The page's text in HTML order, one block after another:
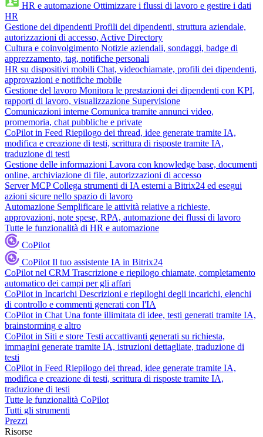
HR e automazione Ottimizzare i flussi di lavoro e gestire i dati
HR
Gestione dei dipendenti Profili dei dipendenti, struttura aziendale,
autorizzazioni di accesso, Active Directory
Cultura e coinvolgimento Notizie aziendali, sondaggi, badge di
apprezzamento, tag, notifiche personali
HR su dispositivi mobili Chat, videochiamate, profili dei dipendenti,
approvazioni e notifiche mobile
Gestione del lavoro Monitora le prestazioni dei dipendenti con KPI,
rapporti di lavoro, visualizzazione Supervisione
Comunicazioni interne Comunica tramite annunci video,
promemoria, chat pubbliche e private
CoPilot in Feed Riepilogo dei thread, idee generate tramite IA,
modifica e creazione di testi, scrittura di risposte tramite IA,
traduzione di testi
Gestione delle informazioni Lavora con knowledge base, documenti
online, archiviazione di file, autorizzazioni di accesso
Server MCP Collega strumenti di IA esterni a Bitrix24 ed esegui
azioni sicure nello spazio di lavoro
Automazione Semplificare le attività relative a richieste,
approvazioni, note spese, RPA, automazione dei flussi di lavoro
Tutte le funzionalità di HR e automazione
CoPilot
CoPilot Il tuo assistente IA in Bitrix24
CoPilot nel CRM Trascrizione e riepilogo chiamate, completamento
automatico dei campi per gli affari
CoPilot in Incarichi Descrizioni e riepiloghi degli incarichi, elenchi
di controllo e commenti generati con l'IA
CoPilot in Chat Una fonte illimitata di idee, testi generati tramite IA,
brainstorming e altro
CoPilot in Siti e store Testi accattivanti generati su richiesta,
immagini generate tramite IA, istruzioni dettagliate, traduzione di
testi
CoPilot in Feed Riepilogo dei thread, idee generate tramite IA,
modifica e creazione di testi, scrittura di risposte tramite IA,
traduzione di testi
Tutte le funzionalità CoPilot
Tutti gli strumenti
Prezzi
Risorse